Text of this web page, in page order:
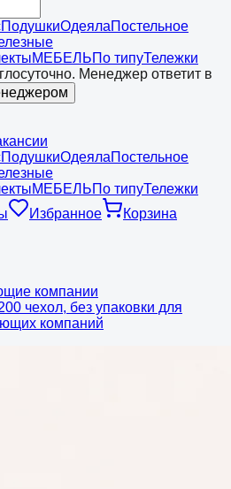
ПодушкиОдеялаПостельное
МЕБЕЛЬПо типуТележки
Менеджер ответит в
ПодушкиОдеялаПостельное
МЕБЕЛЬПо типуТележки
Избранное
Корзина
компании
чехол, без упаковки для
компаний